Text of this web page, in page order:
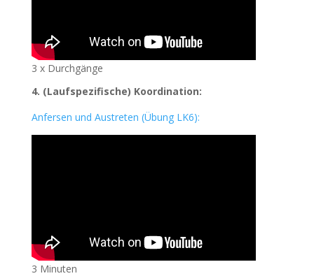
3 x Durchgänge
4. (Laufspezifische) Koordination:
Anfersen und Austreten (Übung LK6):
3 Minuten